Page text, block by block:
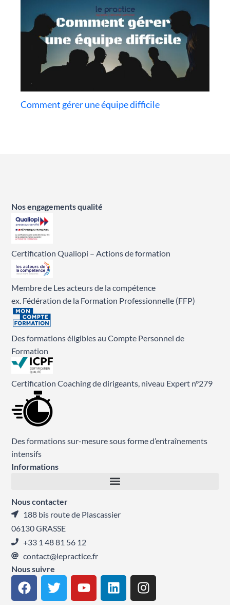
Comment gérer une équipe difficile
Nos engagements qualité
Certification Qualiopi – Actions de formation
Membre de Les acteurs de la compétence
ex. Fédération de la Formation Professionnelle (FFP)
Des formations éligibles au Compte Personnel de
Formation
Certification Coaching de dirigeants, niveau Expert n°279
Des formations sur-mesure sous forme d’entraînements
intensifs
Informations
Nous contacter
188 bis route de Plascassier
06130 GRASSE
+33 1 48 81 56 12
contact@lepractice.fr
Nous suivre
F
a
T
w
Y
o
L
i
I
n